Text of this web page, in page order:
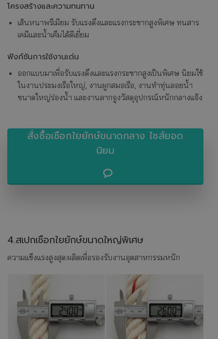
โครงสร้างและความทนทาน
เส้นหนาพรีเมียม รับแรงดึงและแรงกระชากสูงพิเศษ ทนสาร
เคมีและน้ำเค็มได้ดีเยี่ยม
ฟังก์ชันการใช้งานเด่น
ออกแบบมาเพื่อรับแรงดึงและแรงกระชากสูงเป็นพิเศษ นิยมใช้
ในงานประมงเรือใหญ่, งานผูกสมอเรือ, งานทำทุ่นลอยน้ำ
ขนาดใหญ่ร่องน้ำ และงานลากจูงวัสดุอุปกรณ์หนักกลางแจ้ง
สั่งซื้อเชือกใยยักษ์ขนาดกลาง ไซส์ยอด
นิยม
4.สเปกเชือกใยยักษ์ขนาดใหญ่พิเศษ
ความแข็งแรงสูงสุด:ผลิตเพื่อรองรับงานอุตสาหกรรมหนัก